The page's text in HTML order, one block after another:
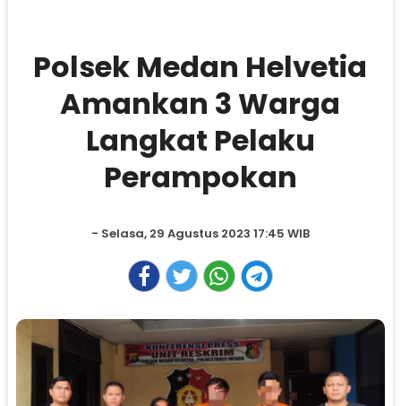
Polsek Medan Helvetia
Amankan 3 Warga
Langkat Pelaku
Perampokan
- Selasa, 29 Agustus 2023 17:45 WIB